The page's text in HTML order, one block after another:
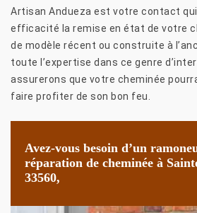
Artisan Andueza est votre contact
efficacité la remise en état de votre
de modèle récent ou construite à
toute l’expertise dans ce genre
assurerons que votre cheminée
faire profiter de son bon feu.
Avez-vous besoin d’un
réparation de cheminée à
33560,